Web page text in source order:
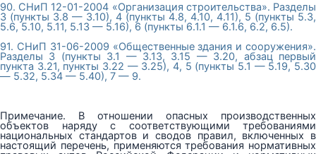
90. СНиП 12-01-2004 «Организация строительства». Разделы
3 (пункты 3.8 — 3.10), 4 (пункты 4.8, 4.10, 4.11), 5 (пункты 5.3,
5.6, 5.10, 5.11, 5.13 — 5.16), 6 (пункты 6.1.1 — 6.1.6, 6.2, 6.5).
91. СНиП 31-06-2009 «Общественные здания и сооружения».
Разделы 3 (пункты 3.1 — 3.13, 3.15 — 3.20, абзац первый
пункта 3.21, пункты 3.22 — 3.25), 4, 5 (пункты 5.1 — 5.19, 5.30
— 5.32, 5.34 — 5.40), 7 — 9.
Примечание. В отношении опасных производственных
объектов наряду с соответствующими требованиями
национальных стандартов и сводов правил, включенных в
настоящий перечень, применяются требования нормативных